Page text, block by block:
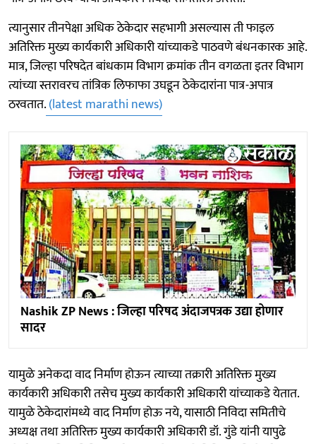
त्यानुसार तीनपेक्षा अधिक ठेकेदार सहभागी असल्यास ती फाइल
अतिरिक्त मुख्य कार्यकारी अधिकारी यांच्याकडे पाठवणे बंधनकारक आहे.
मात्र, जिल्हा परिषदेत बांधकाम विभाग क्रमांक तीन वगळता इतर विभाग
त्यांच्या स्तरावरच तांत्रिक लिफाफा उघडून ठेकेदारांना पात्र-अपात्र
ठरवतात.(latest marathi news)
Nashik ZP News : जिल्हा परिषद अंदाजपत्रक उद्या होणार
सादर
यामुळे अनेकदा वाद निर्माण होऊन त्याच्या तक्रारी अतिरिक्त मुख्य
कार्यकारी अधिकारी तसेच मुख्य कार्यकारी अधिकारी यांच्याकडे येतात.
यामुळे ठेकेदारांमध्ये वाद निर्माण होऊ नये, यासाठी निविदा समितीचे
अध्यक्ष तथा अतिरिक्त मुख्य कार्यकारी अधिकारी डॉ. गुंडे यांनी यापुढे